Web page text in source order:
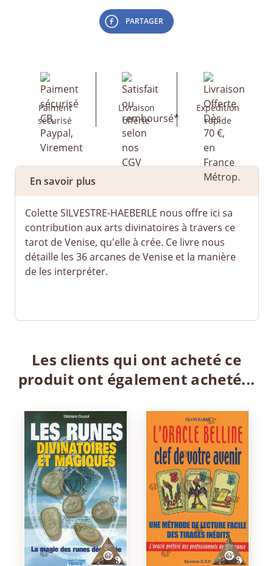
PARTAGER
Paiment
sécurisé
Livraison
offerte
Expédition
rapide
En savoir plus
Colette SILVESTRE-HAEBERLE nous offre ici sa
contribution aux arts divinatoires à travers ce
tarot de Venise, qu'elle à crée. Ce livre nous
détaille les 36 arcanes de Venise et la manière
de les interpréter.
Les clients qui ont acheté ce
produit ont également acheté...